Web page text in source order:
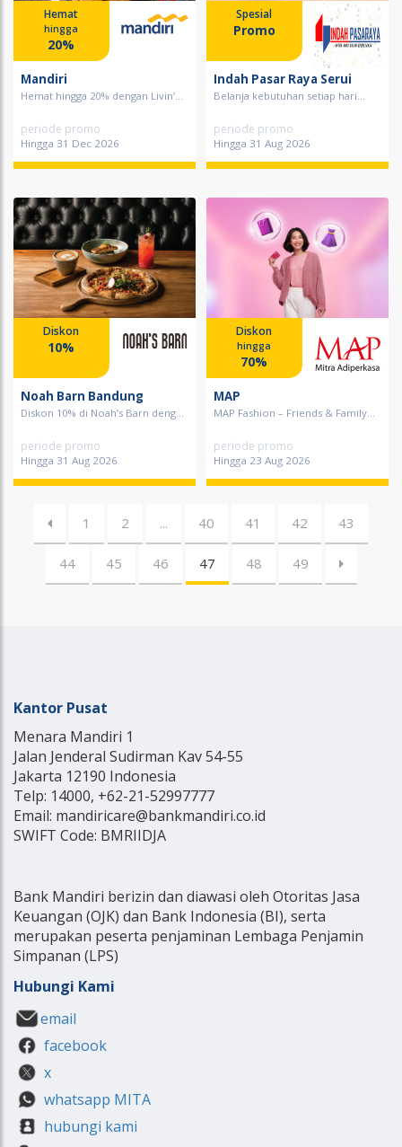
Hemat
hingga
20%
Mandiri
Hemat hingga 20% dengan Livin’...
periode promo
Hingga 31 Dec 2026
Spesial
Promo
Indah Pasar Raya Serui
Belanja kebutuhan setiap hari...
periode promo
Hingga 31 Aug 2026
Diskon
10%
Noah Barn Bandung
Diskon 10% di Noah’s Barn deng...
periode promo
Hingga 31 Aug 2026
Diskon
hingga
70%
MAP
MAP Fashion – Friends & Family...
periode promo
Hingga 23 Aug 2026
1 2 ... 40 41 42 43
44 45 46 47 48 49
Kantor Pusat
Menara Mandiri 1
Jalan Jenderal Sudirman Kav 54-55
Jakarta 12190 Indonesia
Telp: 14000, +62-21-52997777
Email: mandiricare@bankmandiri.co.id
SWIFT Code: BMRIIDJA
Bank Mandiri berizin dan diawasi oleh Otoritas Jasa
Keuangan (OJK) dan Bank Indonesia (BI), serta
merupakan peserta penjaminan Lembaga Penjamin
Simpanan (LPS)
Hubungi Kami
email
facebook
x
whatsapp MITA
hubungi kami